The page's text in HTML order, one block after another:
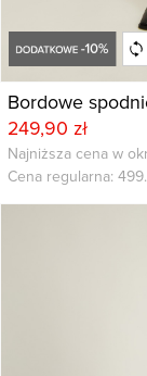
Bordowe
249,90 zł
Najniższa cena w
Cena regularna: